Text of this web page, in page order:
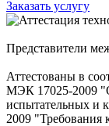
Заказать услугу
Представители
Аттестованы в
МЭК 17025-2009
испытательных и
2009 "Требования